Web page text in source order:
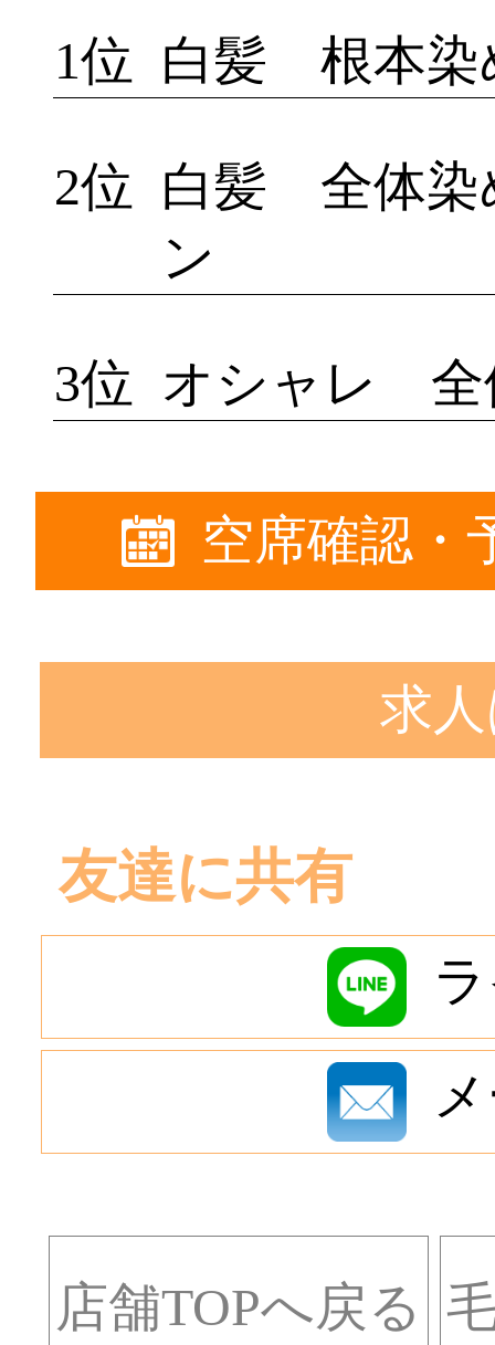
1位 白髪 根本
2位
白髪 全体染
ン
3位 オシャレ
空席確認・
求
友達に共有
店舗TOPへ戻る